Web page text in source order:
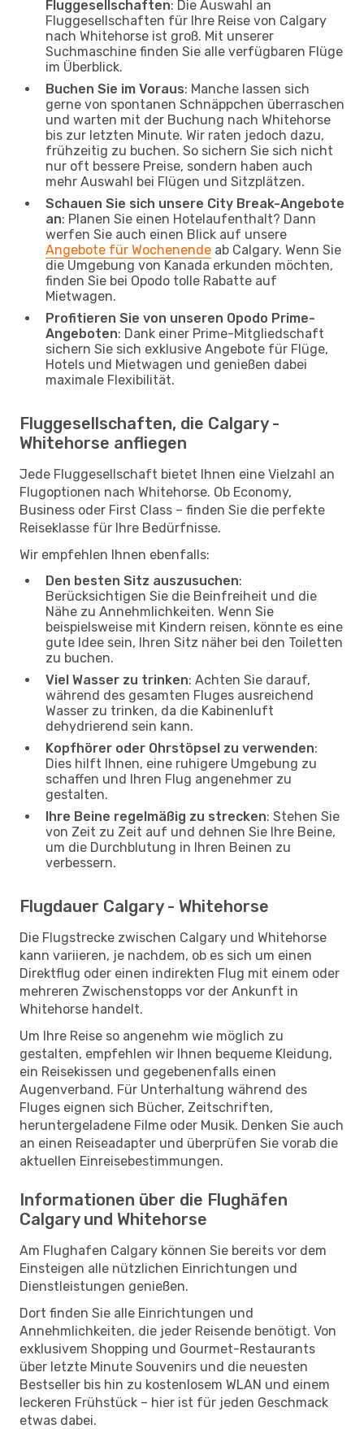
Fluggesellschaften: Die Auswahl an
Fluggesellschaften für Ihre Reise von Calgary
nach Whitehorse ist groß. Mit unserer
Suchmaschine finden Sie alle verfügbaren Flüge
im Überblick.
Buchen Sie im Voraus: Manche lassen sich
gerne von spontanen Schnäppchen überraschen
und warten mit der Buchung nach Whitehorse
bis zur letzten Minute. Wir raten jedoch dazu,
frühzeitig zu buchen. So sichern Sie sich nicht
nur oft bessere Preise, sondern haben auch
mehr Auswahl bei Flügen und Sitzplätzen.
Schauen Sie sich unsere City Break-Angebote
an: Planen Sie einen Hotelaufenthalt? Dann
werfen Sie auch einen Blick auf unsere
Angebote für Wochenende ab Calgary. Wenn Sie
die Umgebung von Kanada erkunden möchten,
finden Sie bei Opodo tolle Rabatte auf
Mietwagen.
Profitieren Sie von unseren Opodo Prime-
Angeboten: Dank einer Prime-Mitgliedschaft
sichern Sie sich exklusive Angebote für Flüge,
Hotels und Mietwagen und genießen dabei
maximale Flexibilität.
Fluggesellschaften, die Calgary -
Whitehorse anfliegen
Jede Fluggesellschaft bietet Ihnen eine Vielzahl an
Flugoptionen nach Whitehorse. Ob Economy,
Business oder First Class – finden Sie die perfekte
Reiseklasse für Ihre Bedürfnisse.
Wir empfehlen Ihnen ebenfalls:
Den besten Sitz auszusuchen:
Berücksichtigen Sie die Beinfreiheit und die
Nähe zu Annehmlichkeiten. Wenn Sie
beispielsweise mit Kindern reisen, könnte es eine
gute Idee sein, Ihren Sitz näher bei den Toiletten
zu buchen.
Viel Wasser zu trinken: Achten Sie darauf,
während des gesamten Fluges ausreichend
Wasser zu trinken, da die Kabinenluft
dehydrierend sein kann.
Kopfhörer oder Ohrstöpsel zu verwenden:
Dies hilft Ihnen, eine ruhigere Umgebung zu
schaffen und Ihren Flug angenehmer zu
gestalten.
Ihre Beine regelmäßig zu strecken: Stehen Sie
von Zeit zu Zeit auf und dehnen Sie Ihre Beine,
um die Durchblutung in Ihren Beinen zu
verbessern.
Flugdauer Calgary - Whitehorse
Die Flugstrecke zwischen Calgary und Whitehorse
kann variieren, je nachdem, ob es sich um einen
Direktflug oder einen indirekten Flug mit einem oder
mehreren Zwischenstopps vor der Ankunft in
Whitehorse handelt.
Um Ihre Reise so angenehm wie möglich zu
gestalten, empfehlen wir Ihnen bequeme Kleidung,
ein Reisekissen und gegebenenfalls einen
Augenverband. Für Unterhaltung während des
Fluges eignen sich Bücher, Zeitschriften,
heruntergeladene Filme oder Musik. Denken Sie auch
an einen Reiseadapter und überprüfen Sie vorab die
aktuellen Einreisebestimmungen.
Informationen über die Flughäfen
Calgary und Whitehorse
Am Flughafen Calgary können Sie bereits vor dem
Einsteigen alle nützlichen Einrichtungen und
Dienstleistungen genießen.
Dort finden Sie alle Einrichtungen und
Annehmlichkeiten, die jeder Reisende benötigt. Von
exklusivem Shopping und Gourmet-Restaurants
über letzte Minute Souvenirs und die neuesten
Bestseller bis hin zu kostenlosem WLAN und einem
leckeren Frühstück – hier ist für jeden Geschmack
etwas dabei.